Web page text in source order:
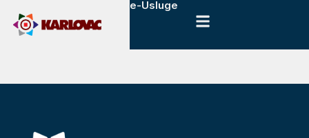
e-Usluge